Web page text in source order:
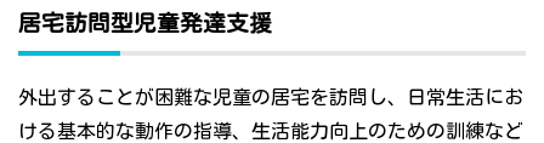
居宅訪問型児童発達支援
外出することが困難な児童の居宅を訪問し、日常生活にお
ける基本的な動作の指導、生活能力向上のための訓練など